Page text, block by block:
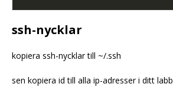
ssh-nycklar
kopiera ssh-nycklar till ~/.ssh
sen kopiera id till alla ip-adresser i ditt labb